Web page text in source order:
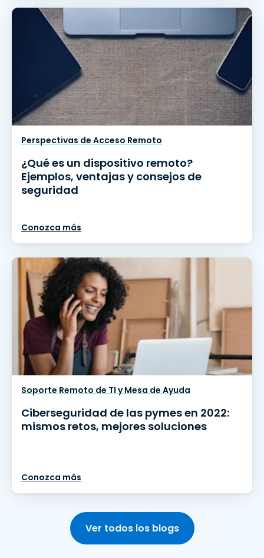
Perspectivas de Acceso Remoto
¿Qué es un dispositivo remoto?
Ejemplos, ventajas y consejos de
seguridad
Conozca más
Soporte Remoto de TI y Mesa de Ayuda
Ciberseguridad de las pymes en 2022:
mismos retos, mejores soluciones
Conozca más
Ver todos los blogs